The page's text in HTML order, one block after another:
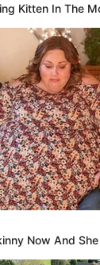
Kitten In The
Now And